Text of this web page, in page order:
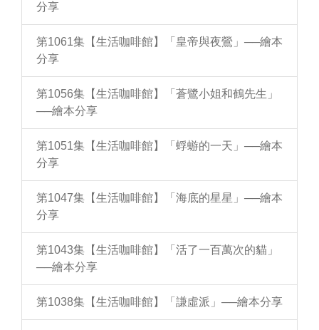
分享
第1061集【生活咖啡館】「皇帝與夜鶯」──繪本
分享
第1056集【生活咖啡館】「蒼鷺小姐和鶴先生」
──繪本分享
第1051集【生活咖啡館】「蜉蝣的一天」──繪本
分享
第1047集【生活咖啡館】「海底的星星」──繪本
分享
第1043集【生活咖啡館】「活了一百萬次的貓」
──繪本分享
第1038集【生活咖啡館】「謙虛派」──繪本分享